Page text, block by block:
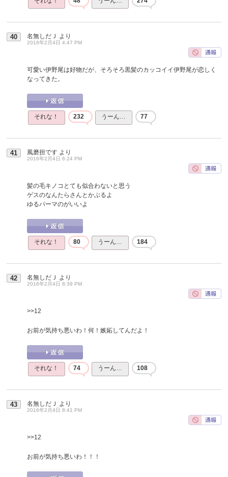
40 名無しだＪ より
2016年2月4日 4:47 PM
可愛い伊野尾は好物だが、そろそろ黒髪のカッコイイ伊野尾が恋しく
なってきた。
それな！ 232 うーん… 77
41 風磨担です より
2016年2月4日 6:24 PM
髪の毛キノコとても似合わないと思う
ゲスのなんたらさんとかぶるよ
ゆるパーマのがいいよ
それな！ 80 うーん… 184
42 名無しだＪ より
2016年2月4日 8:39 PM
>>12
お前が気持ち悪いわ！何！嫉妬してんだよ！
それな！ 74 うーん… 108
43 名無しだＪ より
2016年2月4日 8:41 PM
>>12
お前が気持ち悪いわ！！！